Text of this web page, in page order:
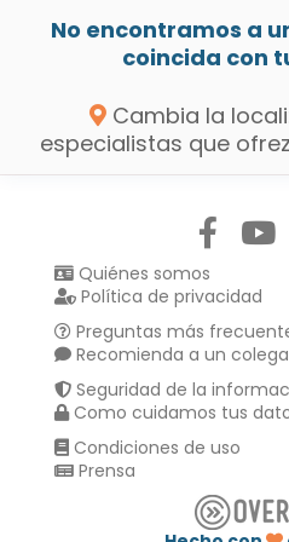
No encontramos a
coincida con
Cambia la
especialistas que
Quiénes somos
Política de privacidad
Preguntas más
Recomienda a un colega
Seguridad de la
Como cuidamos tus
Condiciones de uso
Prensa